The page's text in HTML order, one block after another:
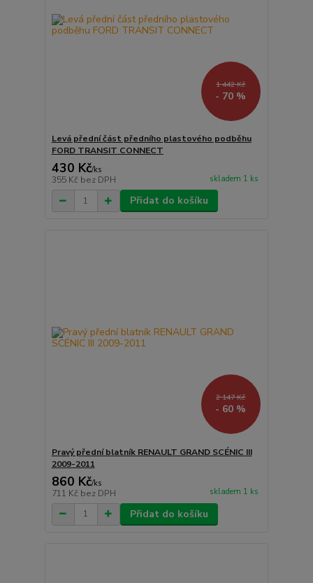
1 442 Kč
- 70 %
Levá přední část předního plastového podběhu
FORD TRANSIT CONNECT
430 Kč/ks
355 Kč bez DPH skladem 1 ks
Přidat do košíku
2 147 Kč
- 60 %
Pravý přední blatník RENAULT GRAND SCÉNIC III
2009-2011
860 Kč/ks
711 Kč bez DPH skladem 1 ks
Přidat do košíku